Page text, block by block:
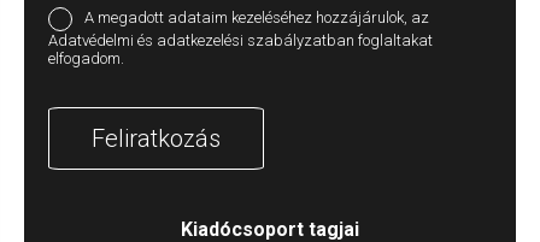
A megadott adataim kezeléséhez hozzájárulok, az
Adatvédelmi és adatkezelési szabályzatban foglaltakat
elfogadom.
Feliratkozás
Kiadócsoport tagjai